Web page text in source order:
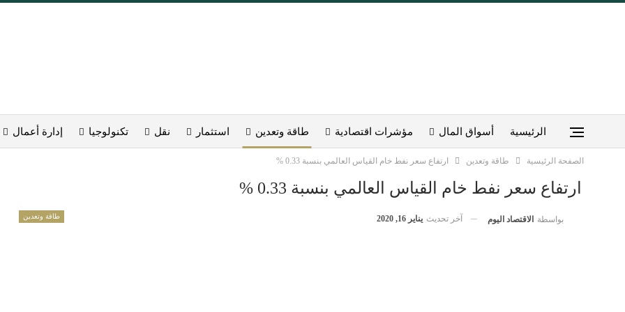
الرئيسية أسواق المال مؤشرات اقتصادية طاقة وتعدين استثمار نقل تكنولوجيا إدارة أعمال
الصفحة الرئيسية طاقة وتعدين ارتفاع سعر نفط خام القياس العالمي بنسبة 0.33 %
ارتفاع سعر نفط خام القياس العالمي بنسبة 0.33 %
طاقة وتعدين بواسطة الاقتصاد اليوم آخر تحديث يناير 16, 2020